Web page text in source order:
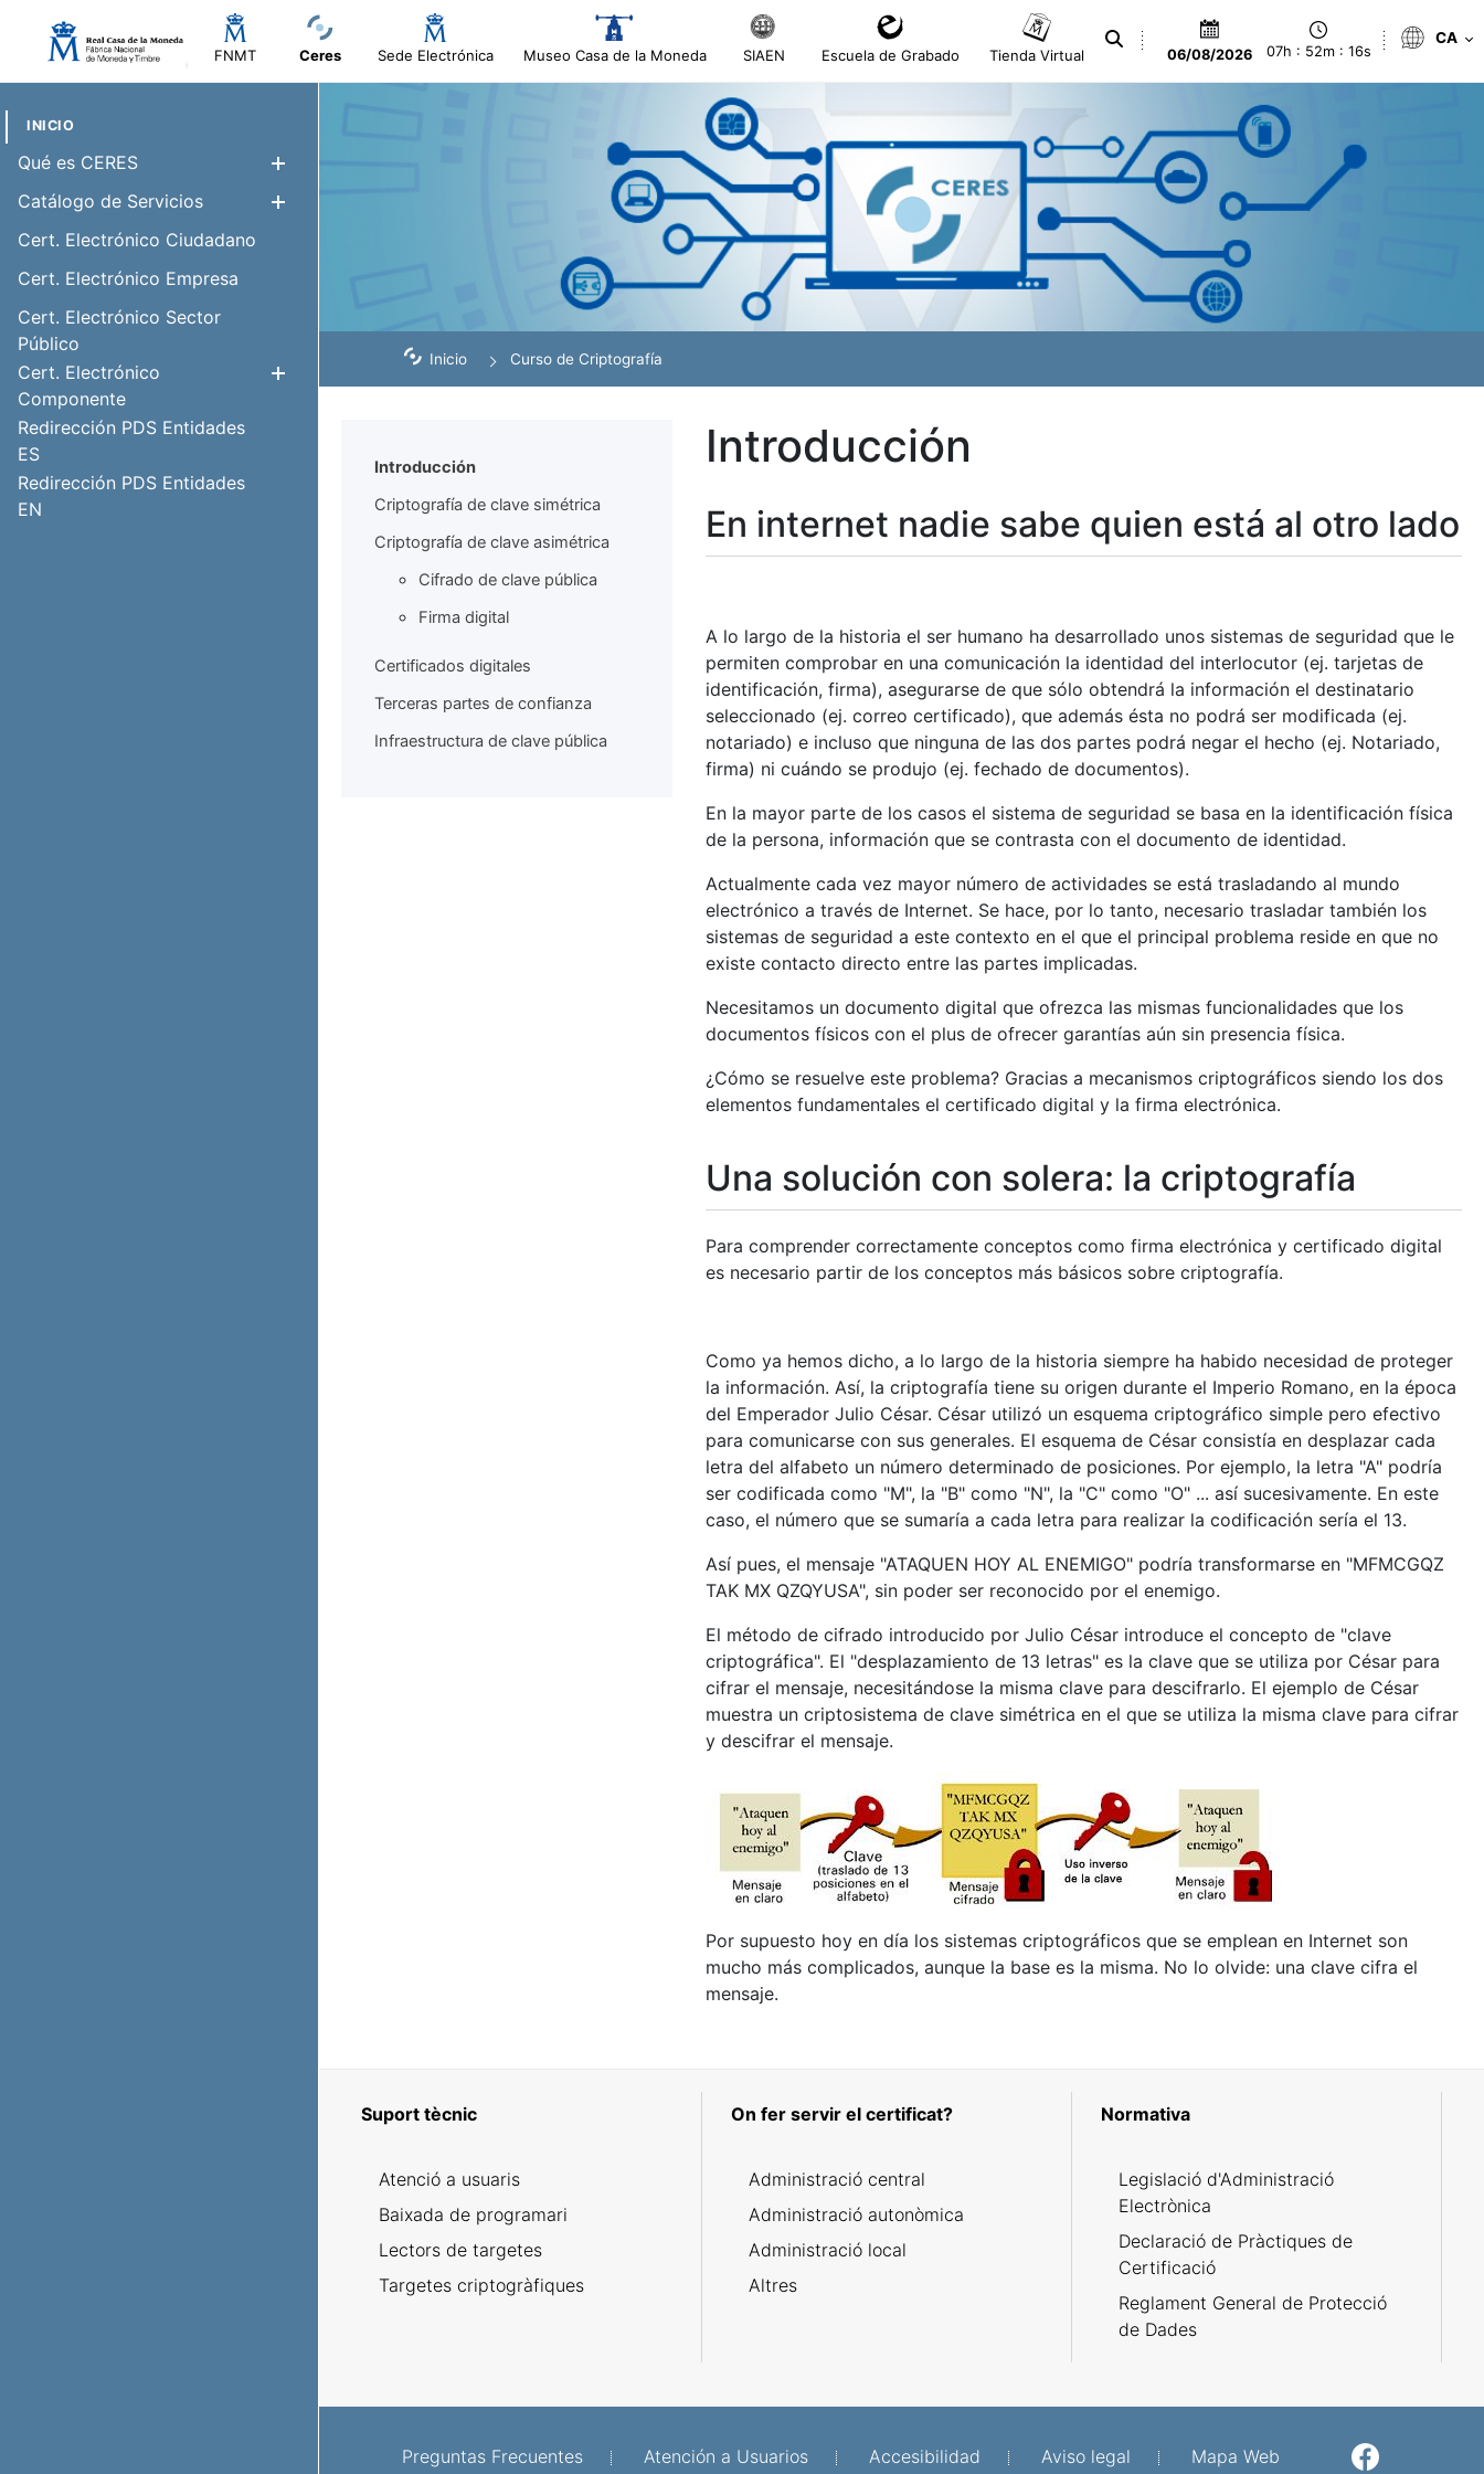
FNMT Ceres Sede Electrónica Museo Casa de la Moneda SIAEN Escuela de Grabado Tienda Virtual 06/08/2026 07h : 52m : 17s
CA
INICIO
Qué es CERES
Catálogo de Servicios
Cert. Electrónico Ciudadano
Cert. Electrónico Empresa
Cert. Electrónico Sector
Público
Cert. Electrónico
Componente
Redirección PDS Entidades
ES
Redirección PDS Entidades
EN
Inicio Curso de Criptografía
Introducción
Criptografía de clave simétrica
Criptografía de clave asimétrica
Cifrado de clave pública
Firma digital
Certificados digitales
Terceras partes de confianza
Infraestructura de clave pública
Introducción
En internet nadie sabe quien está al otro lado
A lo largo de la historia el ser humano ha desarrollado unos sistemas de seguridad que le
permiten comprobar en una comunicación la identidad del interlocutor (ej. tarjetas de
identificación, firma), asegurarse de que sólo obtendrá la información el destinatario
seleccionado (ej. correo certificado), que además ésta no podrá ser modificada (ej.
notariado) e incluso que ninguna de las dos partes podrá negar el hecho (ej. Notariado,
firma) ni cuándo se produjo (ej. fechado de documentos).
En la mayor parte de los casos el sistema de seguridad se basa en la identificación física
de la persona, información que se contrasta con el documento de identidad.
Actualmente cada vez mayor número de actividades se está trasladando al mundo
electrónico a través de Internet. Se hace, por lo tanto, necesario trasladar también los
sistemas de seguridad a este contexto en el que el principal problema reside en que no
existe contacto directo entre las partes implicadas.
Necesitamos un documento digital que ofrezca las mismas funcionalidades que los
documentos físicos con el plus de ofrecer garantías aún sin presencia física.
¿Cómo se resuelve este problema? Gracias a mecanismos criptográficos siendo los dos
elementos fundamentales el certificado digital y la firma electrónica.
Una solución con solera: la criptografía
Para comprender correctamente conceptos como firma electrónica y certificado digital
es necesario partir de los conceptos más básicos sobre criptografía.
Como ya hemos dicho, a lo largo de la historia siempre ha habido necesidad de proteger
la información. Así, la criptografía tiene su origen durante el Imperio Romano, en la época
del Emperador Julio César. César utilizó un esquema criptográfico simple pero efectivo
para comunicarse con sus generales. El esquema de César consistía en desplazar cada
letra del alfabeto un número determinado de posiciones. Por ejemplo, la letra "A" podría
ser codificada como "M", la "B" como "N", la "C" como "O" ... así sucesivamente. En este
caso, el número que se sumaría a cada letra para realizar la codificación sería el 13.
Así pues, el mensaje "ATAQUEN HOY AL ENEMIGO" podría transformarse en "MFMCGQZ
TAK MX QZQYUSA", sin poder ser reconocido por el enemigo.
El método de cifrado introducido por Julio César introduce el concepto de "clave
criptográfica". El "desplazamiento de 13 letras" es la clave que se utiliza por César para
cifrar el mensaje, necesitándose la misma clave para descifrarlo. El ejemplo de César
muestra un criptosistema de clave simétrica en el que se utiliza la misma clave para cifrar
y descifrar el mensaje.
Por supuesto hoy en día los sistemas criptográficos que se emplean en Internet son
mucho más complicados, aunque la base es la misma. No lo olvide: una clave cifra el
mensaje.
Suport tècnic
Atenció a usuaris
Baixada de programari
Lectors de targetes
Targetes criptogràfiques
On fer servir el certificat?
Administració central
Administració autonòmica
Administració local
Altres
Normativa
Legislació d'Administració
Electrònica
Declaració de Pràctiques de
Certificació
Reglament General de Protecció
de Dades
Preguntas Frecuentes Atención a Usuarios Accesibilidad Aviso legal Mapa WebFacebook